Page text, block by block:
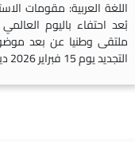
احتفاء باليوم العالمي
وطنيا عن بعد
يوم 15 فبراير 2026 ديباجة إن اللغة ...